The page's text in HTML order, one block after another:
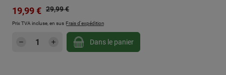
Prix de vente :
19,99 € Prix régulier :
29,99 €
Prix TVA incluse, en sus Frais d'expédition
Quantité de produit : Entrez la quantité
Dans le panier